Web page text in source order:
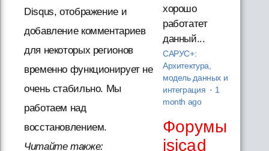
Disqus, отображение и
добавление комментариев
для некоторых регионов
временно функционирует не
очень стабильно. Мы
работаем над
восстановлением.
Читайте также:
хорошо
работатет
данный...
САРУС+:
Архитектура,
модель данных и
интеграция · 1
month ago
Форумы
isicad